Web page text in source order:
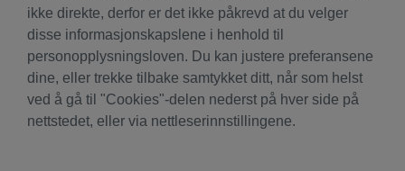
ikke direkte, derfor er det ikke påkrevd at du velger
disse informasjonskapslene i henhold til
personopplysningsloven. Du kan justere preferansene
dine, eller trekke tilbake samtykket ditt, når som helst
ved å gå til "Cookies"-delen nederst på hver side på
nettstedet, eller via nettleserinnstillingene.